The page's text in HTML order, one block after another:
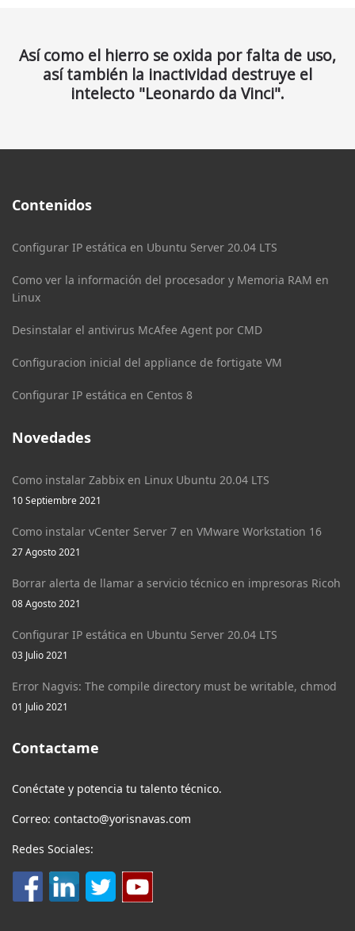
Así como el hierro se oxida por falta de uso,
así también la inactividad destruye el
intelecto "Leonardo da Vinci".
Contenidos
Configurar IP estática en Ubuntu Server 20.04 LTS
Como ver la información del procesador y Memoria RAM en
Linux
Desinstalar el antivirus McAfee Agent por CMD
Configuracion inicial del appliance de fortigate VM
Configurar IP estática en Centos 8
Novedades
Como instalar Zabbix en Linux Ubuntu 20.04 LTS
10 Septiembre 2021
Como instalar vCenter Server 7 en VMware Workstation 16
27 Agosto 2021
Borrar alerta de llamar a servicio técnico en impresoras Ricoh
08 Agosto 2021
Configurar IP estática en Ubuntu Server 20.04 LTS
03 Julio 2021
Error Nagvis: The compile directory must be writable, chmod
01 Julio 2021
Contactame
Conéctate y potencia tu talento técnico.
Correo: contacto@yorisnavas.com
Redes Sociales: